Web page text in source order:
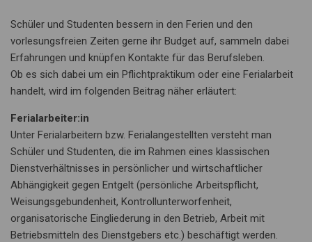
Schüler und Studenten bessern in den Ferien und den
vorlesungsfreien Zeiten gerne ihr Budget auf, sammeln dabei
Erfahrungen und knüpfen Kontakte für das Berufsleben.
Ob es sich dabei um ein Pflichtpraktikum oder eine Ferialarbeit
handelt, wird im folgenden Beitrag näher erläutert:
Ferialarbeiter:in
Unter Ferialarbeitern bzw. Ferialangestellten versteht man
Schüler und Studenten, die im Rahmen eines klassischen
Dienstverhältnisses in persönlicher und wirtschaftlicher
Abhängigkeit gegen Entgelt (persönliche Arbeitspflicht,
Weisungsgebundenheit, Kontrollunterworfenheit,
organisatorische Eingliederung in den Betrieb, Arbeit mit
Betriebsmitteln des Dienstgebers etc.) beschäftigt werden.